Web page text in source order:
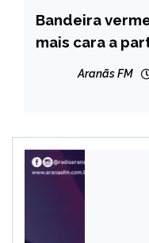
BRASIL
NOTÍCIAS
Bandeira
mais cara a
Aranãs FM